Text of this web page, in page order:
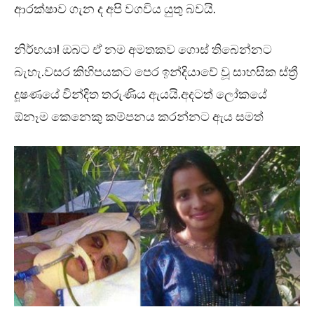
ආරක්ෂාව ගැන ද අපි වගවිය යුතු බවයි.
නිර්භයා! ඔබට ඒ නම අමතකව ගොස් තිබෙන්නට
බැහැ.වසර කිහිපයකට පෙර ඉන්දියාවේ වූ සාහසික ස්ත්‍රී
දූෂණයේ වින්දිත තරුණිය ඇයයි.අදටත් ලෝකයේ
ඕනෑම කෙනෙකු කම්පනය කරන්නට ඇය සමත්